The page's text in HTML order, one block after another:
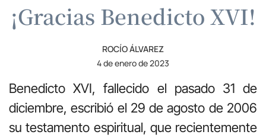
¡Gracias Benedicto XVI!
ROCÍO ÁLVAREZ
4 de enero de 2023
Benedicto XVI, fallecido el pasado 31 de
diciembre, escribió el 29 de agosto de 2006
su testamento espiritual, que recientemente